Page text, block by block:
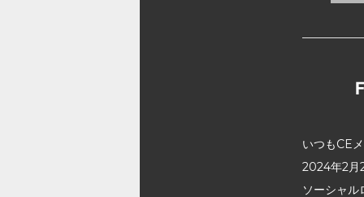
いつもCE
2024年2月
ソーシャ